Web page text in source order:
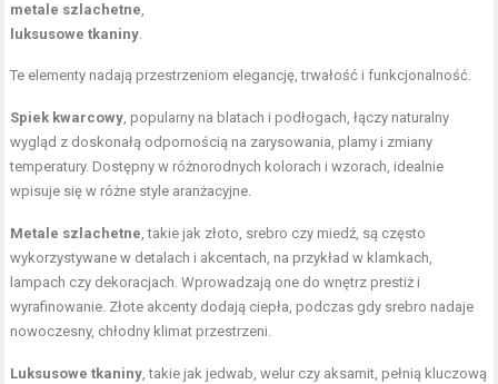
metale szlachetne,
luksusowe tkaniny.
Te elementy nadają przestrzeniom elegancję, trwałość i funkcjonalność.
Spiek kwarcowy, popularny na blatach i podłogach, łączy naturalny
wygląd z doskonałą odpornością na zarysowania, plamy i zmiany
temperatury. Dostępny w różnorodnych kolorach i wzorach, idealnie
wpisuje się w różne style aranżacyjne.
Metale szlachetne, takie jak złoto, srebro czy miedź, są często
wykorzystywane w detalach i akcentach, na przykład w klamkach,
lampach czy dekoracjach. Wprowadzają one do wnętrz prestiż i
wyrafinowanie. Złote akcenty dodają ciepła, podczas gdy srebro nadaje
nowoczesny, chłodny klimat przestrzeni.
Luksusowe tkaniny, takie jak jedwab, welur czy aksamit, pełnią kluczową